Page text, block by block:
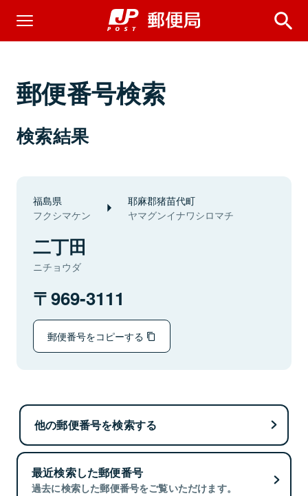
郵便番号検索
検索結果
福島県
フクシマケン
耶麻郡猪苗代町
ヤマグンイナワシロマチ
二丁田
ニチョウダ
969-3111
郵便番号をコピーする
他の郵便番号を検索する
最近検索した郵便番号
過去に検索した郵便番号をご覧いただけます。